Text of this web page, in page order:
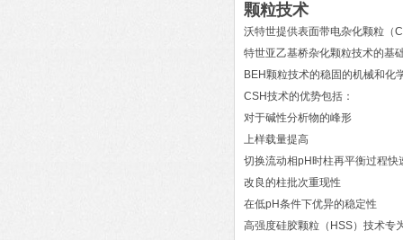
颗粒技术
沃特世提供表面带电杂化颗粒（
特世亚乙基桥杂化颗粒技术的基
BEH颗粒技术的稳固的机械和化
CSH技术的优势包括：
对于碱性分析物的峰形
上样载量提高
切换流动相pH时柱再平衡过程快
改良的柱批次重现性
在低pH条件下优异的稳定性
高强度硅胶颗粒（HSS）技术专